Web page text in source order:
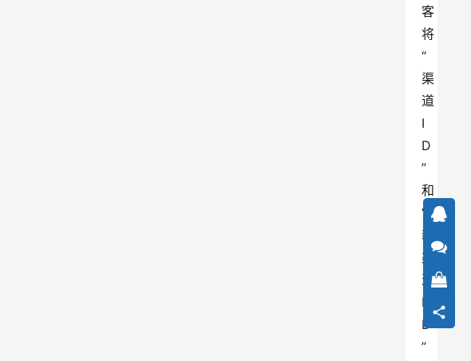
客
将
“
渠
道
I
D
”
和
“
新
渠
道
I
D
”